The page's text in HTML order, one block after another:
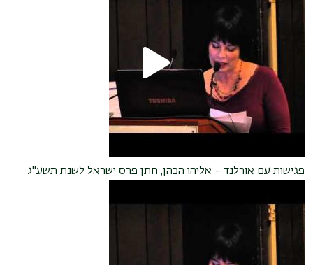
פגישות עם אורלנד - אליהו הכהן, חתן פרס ישראל לשנת תשע"ג